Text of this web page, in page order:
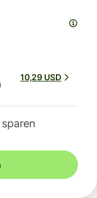
10,29 USD